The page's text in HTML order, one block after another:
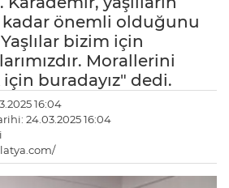
önemli olduğunu
bizim için
Morallerini
buradayız" dedi.
16:04
24.03.2025 16:04